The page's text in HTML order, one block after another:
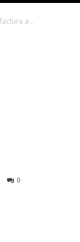
a...
0